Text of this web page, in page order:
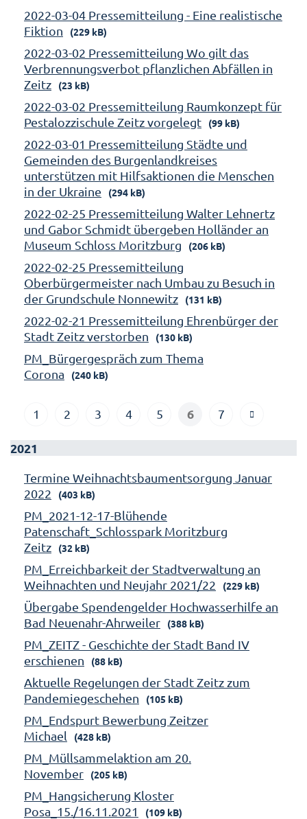
2022-03-04 Pressemitteilung - Eine realistische
Fiktion
(229 kB)
2022-03-02 Pressemitteilung Wo gilt das
Verbrennungsverbot pflanzlichen Abfällen in
Zeitz
(23 kB)
2022-03-02 Pressemitteilung Raumkonzept für
Pestalozzischule Zeitz vorgelegt
(99 kB)
2022-03-01 Pressemitteilung Städte und
Gemeinden des Burgenlandkreises
unterstützen mit Hilfsaktionen die Menschen
in der Ukraine
(294 kB)
2022-02-25 Pressemitteilung Walter Lehnertz
und Gabor Schmidt übergeben Holländer an
Museum Schloss Moritzburg
(206 kB)
2022-02-25 Pressemitteilung
Oberbürgermeister nach Umbau zu Besuch in
der Grundschule Nonnewitz
(131 kB)
2022-02-21 Pressemitteilung Ehrenbürger der
Stadt Zeitz verstorben
(130 kB)
PM_Bürgergespräch zum Thema
Corona
(240 kB)
1 2 3 4 5 6 7
2021
Termine Weihnachtsbaumentsorgung Januar
2022
(403 kB)
PM_2021-12-17-Blühende
Patenschaft_Schlosspark Moritzburg
Zeitz
(32 kB)
PM_Erreichbarkeit der Stadtverwaltung an
Weihnachten und Neujahr 2021/22
(229 kB)
Übergabe Spendengelder Hochwasserhilfe an
Bad Neuenahr-Ahrweiler
(388 kB)
PM_ZEITZ - Geschichte der Stadt Band IV
erschienen
(88 kB)
Aktuelle Regelungen der Stadt Zeitz zum
Pandemiegeschehen
(105 kB)
PM_Endspurt Bewerbung Zeitzer
Michael
(428 kB)
PM_Müllsammelaktion am 20.
November
(205 kB)
PM_Hangsicherung Kloster
Posa_15./16.11.2021
(109 kB)